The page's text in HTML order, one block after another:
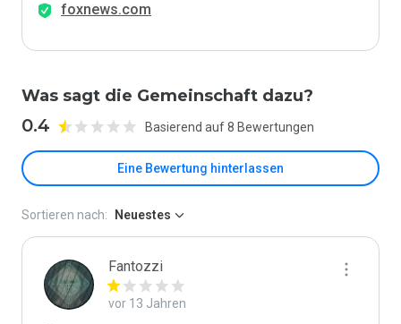
foxnews.com
Was sagt die Gemeinschaft dazu?
0.4 Basierend auf 8 Bewertungen
Eine Bewertung hinterlassen
Sortieren nach: Neuestes
Fantozzi
vor 13 Jahren